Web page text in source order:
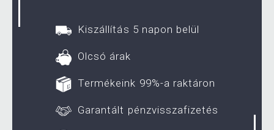
Kiszállítás 5 napon belül
Olcsó árak
Termékeink 99%-a raktáron
Garantált pénzvisszafizetés